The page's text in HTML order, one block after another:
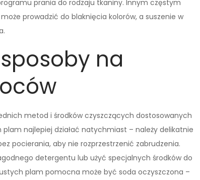
prania do rodzaju tkaniny. Innym częstym
prowadzić do blaknięcia kolorów, a suszenie w
na
metod i środków czyszczących dostosowanych
najlepiej działać natychmiast – należy delikatnie
pocierania, aby nie rozprzestrzenić zabrudzenia.
detergentu lub użyć specjalnych środków do
plam pomocna może być soda oczyszczona –